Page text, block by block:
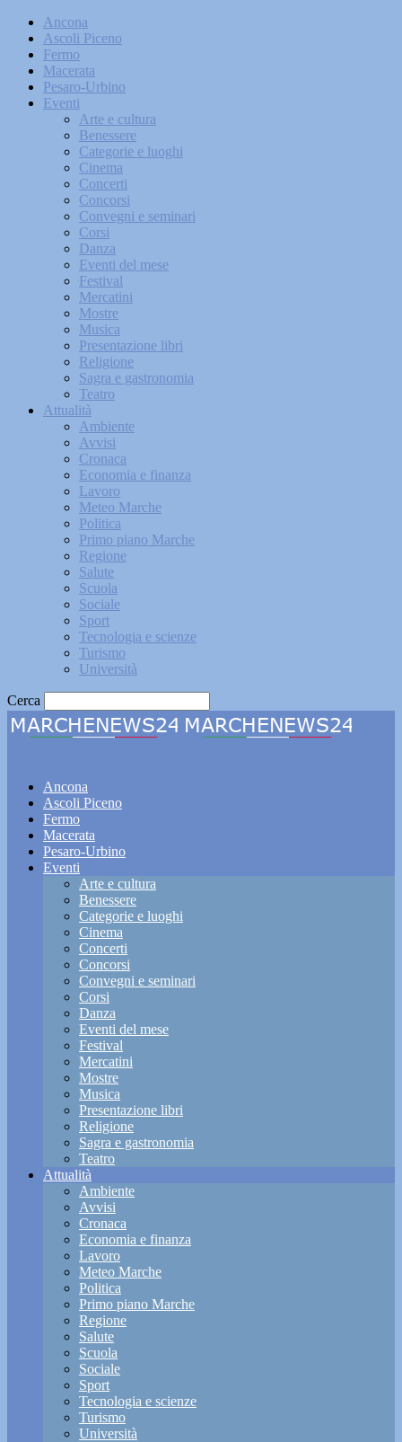
Ancona
Ascoli Piceno
Fermo
Macerata
Pesaro-Urbino
Eventi
Arte e cultura
Benessere
Categorie e luoghi
Cinema
Concerti
Concorsi
Convegni e seminari
Corsi
Danza
Eventi del mese
Festival
Mercatini
Mostre
Musica
Presentazione libri
Religione
Sagra e gastronomia
Teatro
Attualità
Ambiente
Avvisi
Cronaca
Economia e finanza
Lavoro
Meteo Marche
Politica
Primo piano Marche
Regione
Salute
Scuola
Sociale
Sport
Tecnologia e scienze
Turismo
Università
Cerca
Ancona
Ascoli Piceno
Fermo
Macerata
Pesaro-Urbino
Eventi
Arte e cultura
Benessere
Categorie e luoghi
Cinema
Concerti
Concorsi
Convegni e seminari
Corsi
Danza
Eventi del mese
Festival
Mercatini
Mostre
Musica
Presentazione libri
Religione
Sagra e gastronomia
Teatro
Attualità
Ambiente
Avvisi
Cronaca
Economia e finanza
Lavoro
Meteo Marche
Politica
Primo piano Marche
Regione
Salute
Scuola
Sociale
Sport
Tecnologia e scienze
Turismo
Università